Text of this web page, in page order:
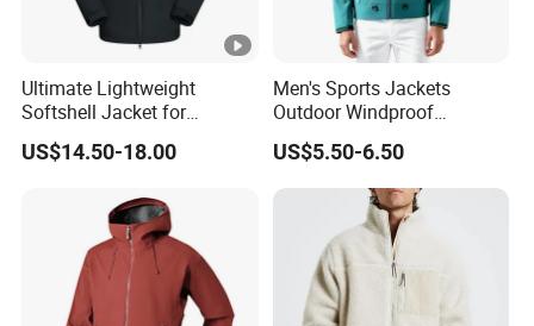
Ultimate Lightweight
Softshell Jacket for
Outdoor Hiking Adventures
US$14.50-18.00
Men's Sports Jackets
Outdoor Windproof
Waterproof Mountaineering
Coat Wholesale Clothing
US$5.50-6.50